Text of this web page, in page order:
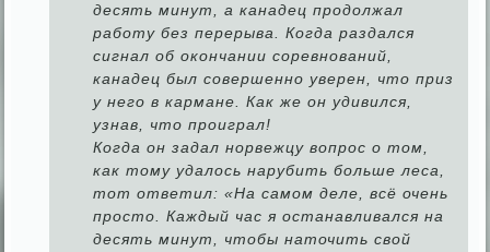
десять минут, а канадец продолжал
работу без перерыва. Когда раздался
сигнал об окончании соревнований,
канадец был совершенно уверен, что приз
у него в кармане. Как же он удивился,
узнав, что проиграл!
Когда он задал норвежцу вопрос о том,
как тому удалось нарубить больше леса,
тот ответил: «На самом деле, всё очень
просто. Каждый час я останавливался на
десять минут, чтобы наточить свой